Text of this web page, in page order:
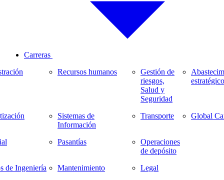
Carreras
de Ingeniería
Recursos humanos
Sistemas de
Información
Pasantías
Mantenimiento
Gestión de
riesgos,
Salud y
Seguridad
Transporte
Operaciones
de depósito
Legal
estratégico
Global